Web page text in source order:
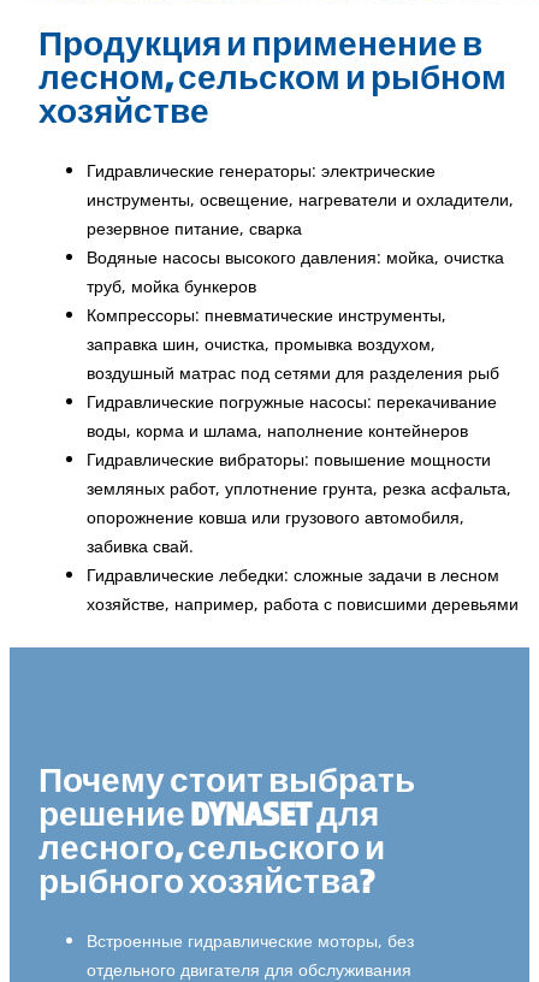
Продукция и применение в
лесном, сельском и рыбном
хозяйстве
Гидравлические генераторы: электрические
инструменты, освещение, нагреватели и охладители,
резервное питание, сварка
Водяные насосы высокого давления: мойка, очистка
труб, мойка бункеров
Компрессоры: пневматические инструменты,
заправка шин, очистка, промывка воздухом,
воздушный матрас под сетями для разделения рыб
Гидравлические погружные насосы: перекачивание
воды, корма и шлама, наполнение контейнеров
Гидравлические вибраторы: повышение мощности
земляных работ, уплотнение грунта, резка асфальта,
опорожнение ковша или грузового автомобиля,
забивка свай.
Гидравлические лебедки: сложные задачи в лесном
хозяйстве, например, работа с повисшими деревьями
Почему стоит выбрать
решение DYNASET для
лесного, сельского и
рыбного хозяйства?
Встроенные гидравлические моторы, без
отдельного двигателя для обслуживания